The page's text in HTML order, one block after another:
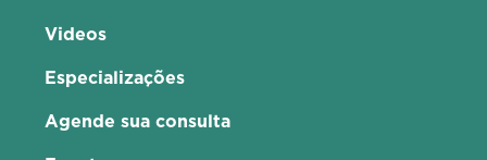
Videos
Especializações
Agende sua consulta